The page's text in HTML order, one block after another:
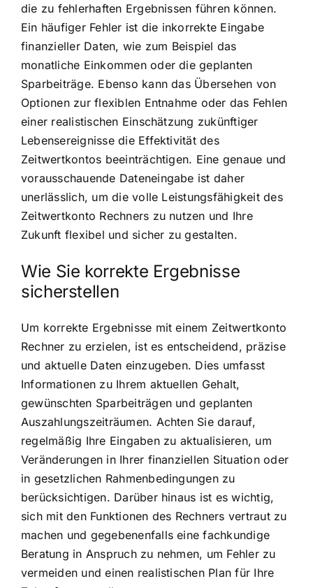
die zu fehlerhaften Ergebnissen führen können.
Ein häufiger Fehler ist die inkorrekte Eingabe
finanzieller Daten, wie zum Beispiel das
monatliche Einkommen oder die geplanten
Sparbeiträge. Ebenso kann das Übersehen von
Optionen zur flexiblen Entnahme oder das Fehlen
einer realistischen Einschätzung zukünftiger
Lebensereignisse die Effektivität des
Zeitwertkontos beeinträchtigen. Eine genaue und
vorausschauende Dateneingabe ist daher
unerlässlich, um die volle Leistungsfähigkeit des
Zeitwertkonto Rechners zu nutzen und Ihre
Zukunft flexibel und sicher zu gestalten.
Wie Sie korrekte Ergebnisse
sicherstellen
Um korrekte Ergebnisse mit einem Zeitwertkonto
Rechner zu erzielen, ist es entscheidend, präzise
und aktuelle Daten einzugeben. Dies umfasst
Informationen zu Ihrem aktuellen Gehalt,
gewünschten Sparbeiträgen und geplanten
Auszahlungszeiträumen. Achten Sie darauf,
regelmäßig Ihre Eingaben zu aktualisieren, um
Veränderungen in Ihrer finanziellen Situation oder
in gesetzlichen Rahmenbedingungen zu
berücksichtigen. Darüber hinaus ist es wichtig,
sich mit den Funktionen des Rechners vertraut zu
machen und gegebenenfalls eine fachkundige
Beratung in Anspruch zu nehmen, um Fehler zu
vermeiden und einen realistischen Plan für Ihre